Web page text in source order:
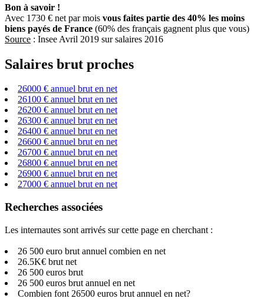
Bon à savoir !
Avec 1730 € net par mois vous faites partie des 40% les moins
biens payés de France (60% des français gagnent plus que vous)
Source : Insee Avril 2019 sur salaires 2016
Salaires brut proches
26000 € annuel brut en net
26100 € annuel brut en net
26200 € annuel brut en net
26300 € annuel brut en net
26400 € annuel brut en net
26600 € annuel brut en net
26700 € annuel brut en net
26800 € annuel brut en net
26900 € annuel brut en net
27000 € annuel brut en net
Recherches associées
Les internautes sont arrivés sur cette page en cherchant :
26 500 euro brut annuel combien en net
26.5K€ brut net
26 500 euros brut
26 500 euros brut annuel en net
Combien font 26500 euros brut annuel en net?